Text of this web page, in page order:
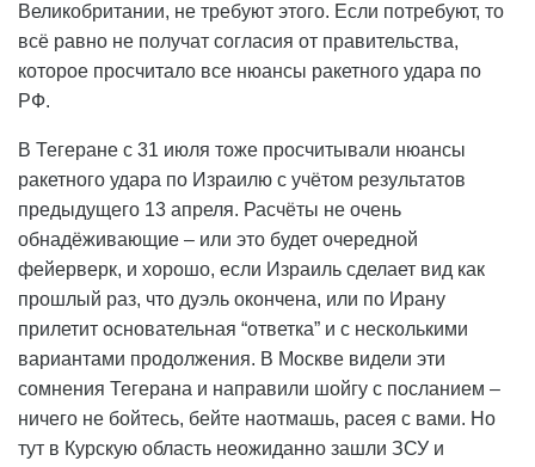
Великобритании, не требуют этого. Если потребуют, то
всё равно не получат согласия от правительства,
которое просчитало все нюансы ракетного удара по
РФ.
В Тегеране с 31 июля тоже просчитывали нюансы
ракетного удара по Израилю с учётом результатов
предыдущего 13 апреля. Расчёты не очень
обнадёживающие – или это будет очередной
фейерверк, и хорошо, если Израиль сделает вид как
прошлый раз, что дуэль окончена, или по Ирану
прилетит основательная “ответка” и с несколькими
вариантами продолжения. В Москве видели эти
сомнения Тегерана и направили шойгу с посланием –
ничего не бойтесь, бейте наотмашь, расея с вами. Но
тут в Курскую область неожиданно зашли ЗСУ и